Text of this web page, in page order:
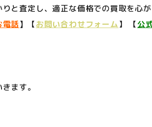
と査定し、適正な価格での買取を心が
電話】 【お問い合わせフォーム】 【公
ます。